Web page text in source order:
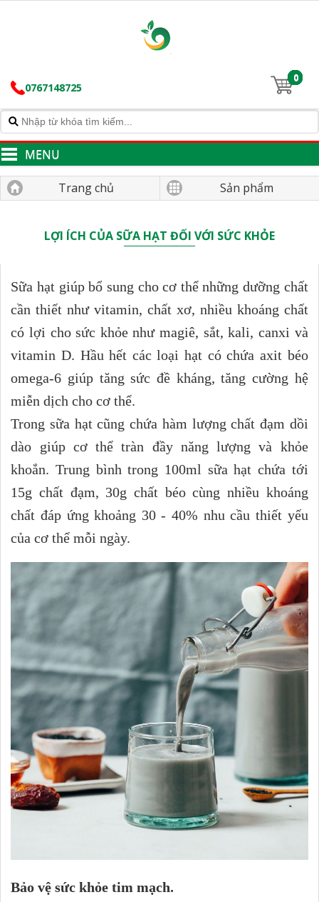
0767148725
0
MENU
Trang chủ Sản phẩm
LỢI ÍCH CỦA SỮA HẠT ĐỐI VỚI SỨC KHỎE
Sữa hạt giúp bổ sung cho cơ thể những dưỡng chất
cần thiết như vitamin, chất xơ, nhiều khoáng chất
có lợi cho sức khỏe như magiê, sắt, kali, canxi và
vitamin D. Hầu hết các loại hạt có chứa axit béo
omega-6 giúp tăng sức đề kháng, tăng cường hệ
miễn dịch cho cơ thể.
Trong sữa hạt cũng chứa hàm lượng chất đạm dồi
dào giúp cơ thể tràn đầy năng lượng và khỏe
khoắn. Trung bình trong 100ml sữa hạt chứa tới
15g chất đạm, 30g chất béo cùng nhiều khoáng
chất đáp ứng khoảng 30 - 40% nhu cầu thiết yếu
của cơ thể mỗi ngày.
Bảo vệ sức khỏe tim mạch.